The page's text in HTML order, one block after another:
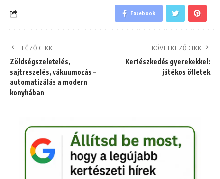
Facebook
ELŐZŐ CIKK
Zöldségszeletelés,
sajtreszelés, vákuumozás –
automatizálás a modern
konyhában
KÖVETKEZŐ CIKK
Kertészkedés gyerekekkel:
játékos ötletek